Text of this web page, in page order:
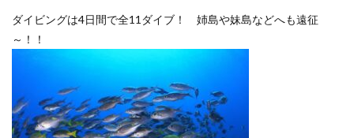
ダイビングは4日間で全11ダイブ！ 姉島や妹島などへも遠征
～！！